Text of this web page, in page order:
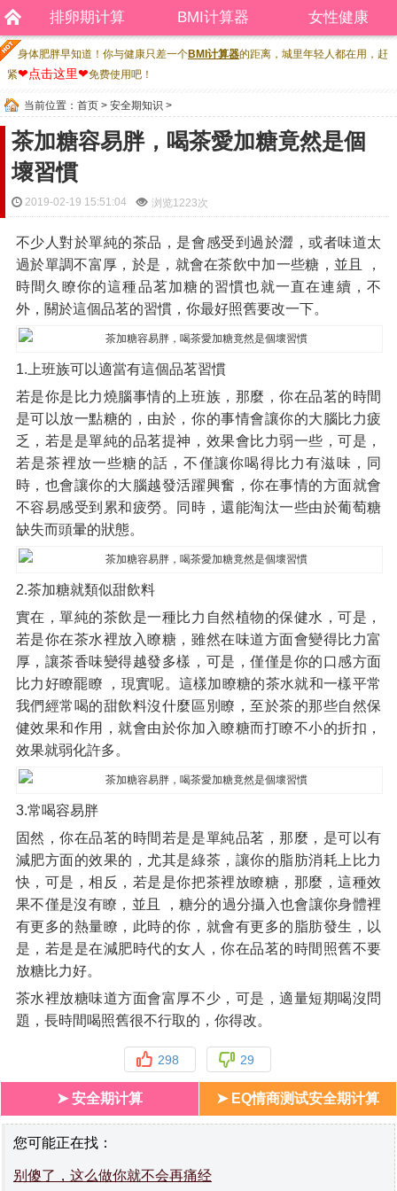
排卵期计算 BMI计算器 女性健康
身体肥胖早知道！你与健康只差一个BMI计算器的距离，城里年轻人都在用，赶
紧❤点击这里❤免费使用吧！
当前位置： 首页 > 安全期知识 >
茶加糖容易胖，喝茶愛加糖竟然是個
壞習慣
2019-02-19 15:51:04 浏览1223次
不少人對於單純的茶品，是會感受到過於澀，或者味道太
過於單調不富厚，於是，就會在茶飲中加一些糖，並且 ，
時間久瞭你的這種品茗加糖的習慣也就一直在連續，不
外，關於這個品茗的習慣，你最好照舊要改一下。
1.上班族可以適當有這個品茗習慣
若是你是比力燒腦事情的上班族，那麼，你在品茗的時間
是可以放一點糖的，由於，你的事情會讓你的大腦比力疲
乏，若是是單純的品茗提神，效果會比力弱一些，可是，
若是茶裡放一些糖的話，不僅讓你喝得比力有滋味，同
時，也會讓你的大腦越發活躍興奮，你在事情的方面就會
不容易感受到累和疲勞。同時，還能淘汰一些由於葡萄糖
缺失而頭暈的狀態。
2.茶加糖就類似甜飲料
實在，單純的茶飲是一種比力自然植物的保健水，可是，
若是你在茶水裡放入瞭糖，雖然在味道方面會變得比力富
厚，讓茶香味變得越發多樣，可是，僅僅是你的口感方面
比力好瞭罷瞭 ，現實呢。這樣加瞭糖的茶水就和一樣平常
我們經常喝的甜飲料沒什麼區別瞭，至於茶的那些自然保
健效果和作用，就會由於你加入瞭糖而打瞭不小的折扣，
效果就弱化許多。
3.常喝容易胖
固然，你在品茗的時間若是是單純品茗，那麼，是可以有
減肥方面的效果的，尤其是綠茶，讓你的脂肪消耗上比力
快，可是，相反，若是是你把茶裡放瞭糖，那麼，這種效
果不僅是沒有瞭，並且 ，糖分的過分攝入也會讓你身體裡
有更多的熱量瞭，此時的你，就會有更多的脂肪發生，以
是，若是是在減肥時代的女人，你在品茗的時間照舊不要
放糖比力好。
茶水裡放糖味道方面會富厚不少，可是，適量短期喝沒問
題，長時間喝照舊很不行取的，你得改。
298 29
➤ 安全期计算 ➤ EQ情商测试安全期计算
您可能正在找：
别傻了，这么做你就不会再痛经